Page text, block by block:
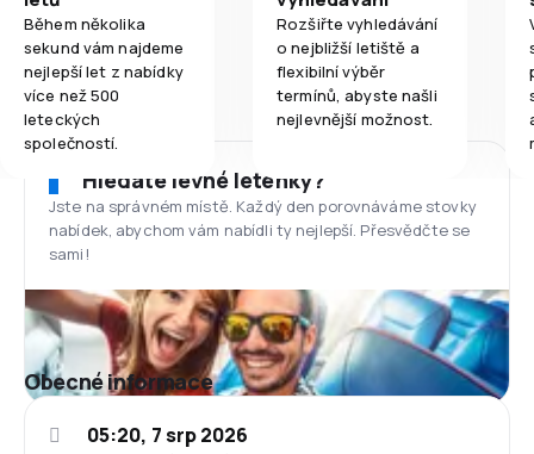
Během několika
sekund vám najdeme
nejlepší let z nabídky
více než 500
leteckých
společností.
Rozšiřte vyhledávání
o nejbližší letiště a
flexibilní výběr
termínů, abyste našli
nejlevnější možnost.
Hledáte levné letenky?
Jste na správném místě. Každý den porovnáváme stovky
nabídek, abychom vám nabídli ty nejlepší. Přesvědčte se
sami!
Obecné informace
05:20, 7 srp 2026